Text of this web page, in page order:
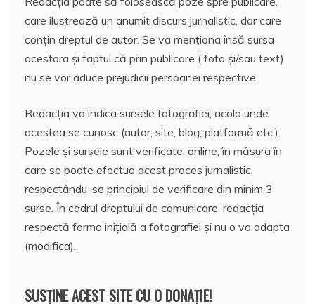
care ilustrează un anumit discurs jurnalistic, dar care
conțin dreptul de autor. Se va menționa însă sursa
acestora și faptul că prin publicare ( foto și/sau text)
nu se vor aduce prejudicii persoanei respective.
Redacția va indica sursele fotografiei, acolo unde
acestea se cunosc (autor, site, blog, platformă etc.).
Pozele și sursele sunt verificate, online, în măsura în
care se poate efectua acest proces jurnalistic,
respectându-se principiul de verificare din minim 3
surse. În cadrul dreptului de comunicare, redacția
respectă forma inițială a fotografiei și nu o va adapta
(modifica).
SUSȚINE ACEST SITE CU O DONAȚIE!